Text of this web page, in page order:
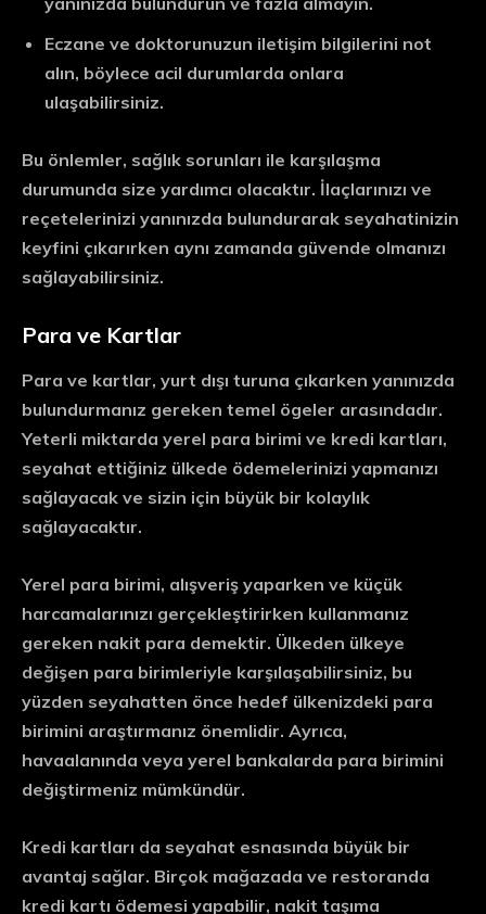
Eczane ve doktorunuzun iletişim bilgilerini not
alın, böylece acil durumlarda onlara
ulaşabilirsiniz.
Bu önlemler, sağlık sorunları ile karşılaşma
durumunda size yardımcı olacaktır. İlaçlarınızı ve
reçetelerinizi yanınızda bulundurarak seyahatinizin
keyfini çıkarırken aynı zamanda güvende olmanızı
sağlayabilirsiniz.
Para ve Kartlar
Para ve kartlar, yurt dışı turuna çıkarken yanınızda
bulundurmanız gereken temel ögeler arasındadır.
Yeterli miktarda yerel para birimi ve kredi kartları,
seyahat ettiğiniz ülkede ödemelerinizi yapmanızı
sağlayacak ve sizin için büyük bir kolaylık
sağlayacaktır.
Yerel para birimi, alışveriş yaparken ve küçük
harcamalarınızı gerçekleştirirken kullanmanız
gereken nakit para demektir. Ülkeden ülkeye
değişen para birimleriyle karşılaşabilirsiniz, bu
yüzden seyahatten önce hedef ülkenizdeki para
birimini araştırmanız önemlidir. Ayrıca,
havaalanında veya yerel bankalarda para birimini
değiştirmeniz mümkündür.
Kredi kartları da seyahat esnasında büyük bir
avantaj sağlar. Birçok mağazada ve restoranda
kredi kartı ödemesi yapabilir, nakit taşıma